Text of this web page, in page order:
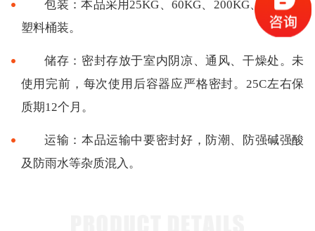
包装：本品采用25KG、60KG、200KG、1000KG
塑料桶装。
储存：密封存放于室内阴凉、通风、干燥处。未
使用完前，每次使用后容器应严格密封。25C左右保
质期12个月。
运输：本品运输中要密封好，防潮、防强碱强酸
及防雨水等杂质混入。